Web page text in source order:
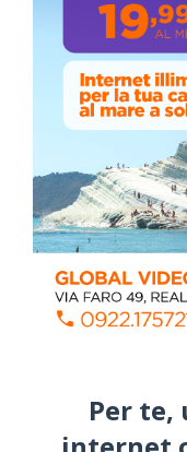
Per te,
Circolo
con il
Martedì,
Elezioni
📅
July 24,
Piazza
I